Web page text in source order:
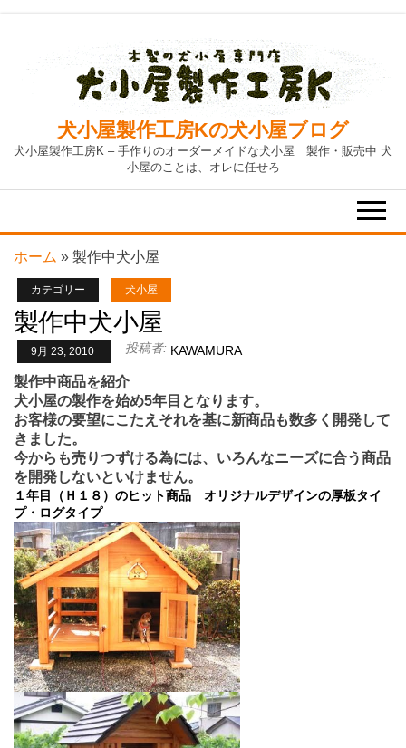
content
犬小屋製作工房Kの犬小屋ブログ
犬小屋製作工房K – 手作りのオーダーメイドな犬小屋 製作・販売中 犬
小屋のことは、オレに任せろ
ホーム » 製作中犬小屋
カテゴリー 犬小屋
製作中犬小屋
9月 23, 2010 投稿者: KAWAMURA
製作中商品を紹介
犬小屋の製作を始め5年目となります。
お客様の要望にこたえそれを基に新商品も数多く開発して
きました。
今からも売りつずける為には、いろんなニーズに合う商品
を開発しないといけません。
１年目（Ｈ１８）のヒット商品 オリジナルデザインの厚板タイ
プ・ログタイプ